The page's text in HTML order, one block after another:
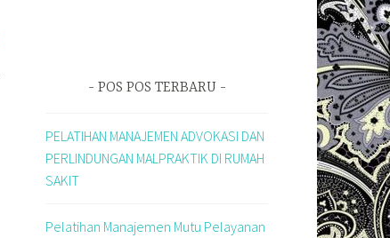
POS POS TERBARU
PELATIHAN MANAJEMEN ADVOKASI DAN
PERLINDUNGAN MALPRAKTIK DI RUMAH
SAKIT
Pelatihan Manajemen Mutu Pelayanan